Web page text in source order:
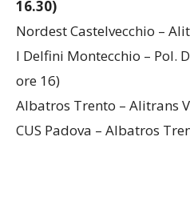
16.30)
Nordest Castelvecchio –
I Delfini Montecchio – Pol.
ore 16)
Albatros Trento – Alitrans
CUS Padova – Albatros